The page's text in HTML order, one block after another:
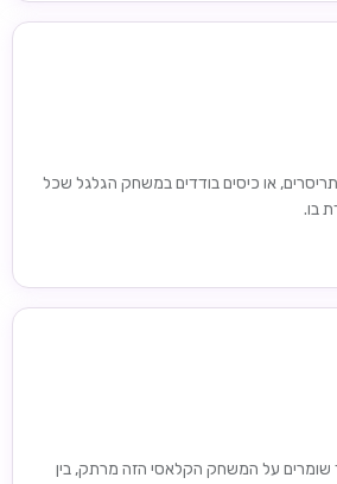
או כיסים בודדים במשחק הגלגל שכל
בו.
צד שומרים על המשחק הקלאסי הזה מרתק, בין